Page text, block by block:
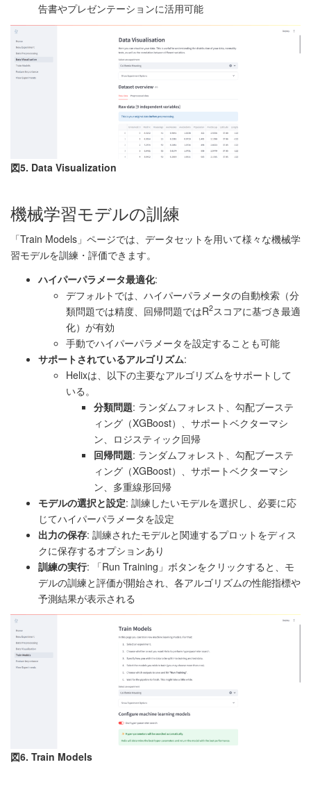
告書やプレゼンテーションに活用可能
図5. Data Visualization
機械学習モデルの訓練
「Train Models」ページでは、データセットを用いて様々な機械学
習モデルを訓練・評価できます。
ハイパーパラメータ最適化:
デフォルトでは、ハイパーパラメータの自動検索（分
類問題では精度、回帰問題ではR2スコアに基づき最適
化）が有効
手動でハイパーパラメータを設定することも可能
サポートされているアルゴリズム:
Helixは、以下の主要なアルゴリズムをサポートして
いる。
分類問題: ランダムフォレスト、勾配ブーステ
ィング（XGBoost）、サポートベクターマシ
ン、ロジスティック回帰
回帰問題: ランダムフォレスト、勾配ブーステ
ィング（XGBoost）、サポートベクターマシ
ン、多重線形回帰
モデルの選択と設定: 訓練したいモデルを選択し、必要に応
じてハイパーパラメータを設定
出力の保存: 訓練されたモデルと関連するプロットをディス
クに保存するオプションあり
訓練の実行: 「Run Training」ボタンをクリックすると、モ
デルの訓練と評価が開始され、各アルゴリズムの性能指標や
予測結果が表示される
図6. Train Models